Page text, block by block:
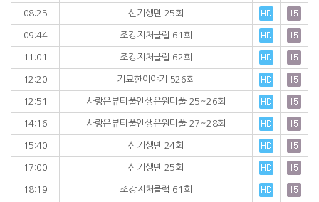
08:25 신기생뎐 25회
09:44 조강지처클럽 61회
11:01 조강지처클럽 62회
12:20 기묘한이야기 526회
12:51 사랑은뷰티풀인생은원더풀 25~26회
14:16 사랑은뷰티풀인생은원더풀 27~28회
15:40 신기생뎐 24회
17:00 신기생뎐 25회
18:19 조강지처클럽 61회